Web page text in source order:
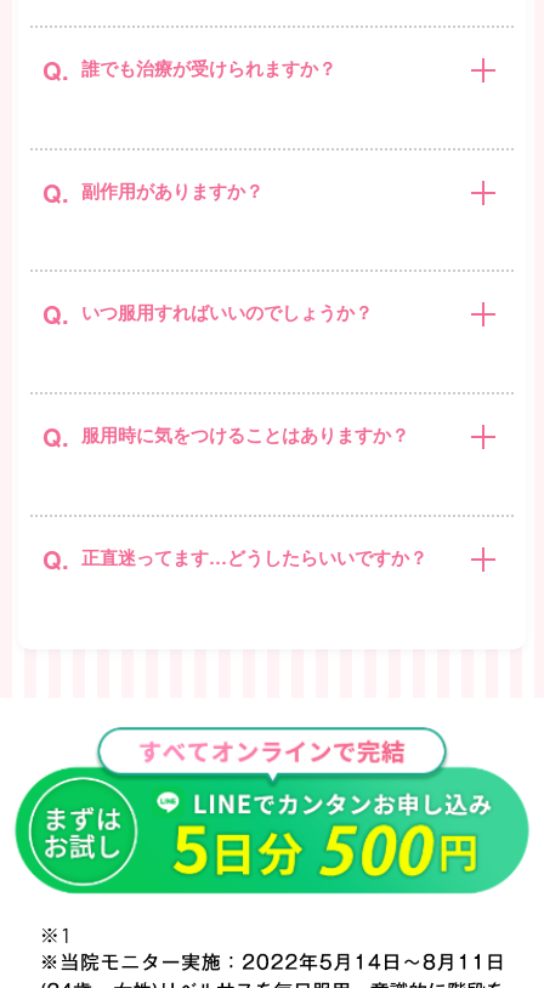
Q. 誰でも治療が受けられますか？
Q. 副作用がありますか？
Q. いつ服用すればいいのでしょうか？
Q. 服用時に気をつけることはありますか？
Q. 正直迷ってます…どうしたらいいですか？